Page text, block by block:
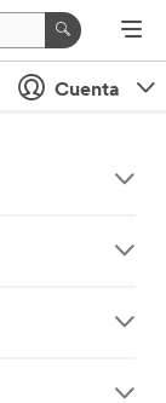
Cuenta